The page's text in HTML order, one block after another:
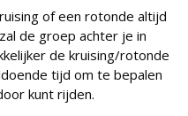
of een rotonde altijd
de groep achter je in
de kruising/rotonde
tijd om te bepalen
kunt rijden.